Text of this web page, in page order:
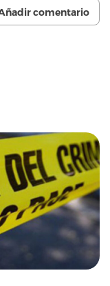
comentario